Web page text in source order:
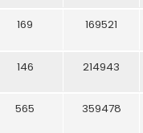
169 169521
146 214943
565 359478